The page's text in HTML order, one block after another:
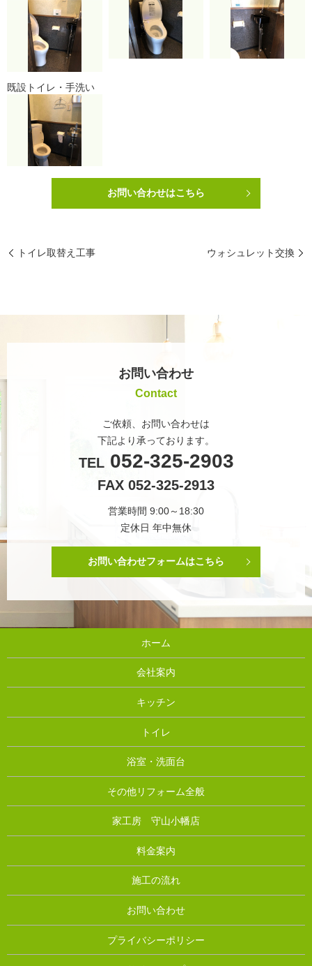
既設トイレ・手洗い
お問い合わせはこちら
トイレ取替え工事 ウォシュレット交換
お問い合わせ
Contact
ご依頼、お問い合わせは
下記より承っております。
TEL052-325-2903
FAX 052-325-2913
営業時間 9:00～18:30
定休日 年中無休
お問い合わせフォームはこちら
ホーム
会社案内
キッチン
トイレ
浴室・洗面台
その他リフォーム全般
家工房 守山小幡店
料金案内
施工の流れ
お問い合わせ
プライバシーポリシー